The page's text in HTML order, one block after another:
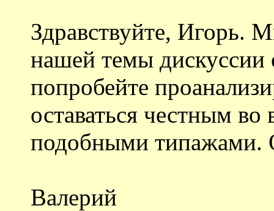
Здравствуйте, Игорь.
нашей темы дискуссии
попробейте
оставаться честным
подобными типажами.
Валерий